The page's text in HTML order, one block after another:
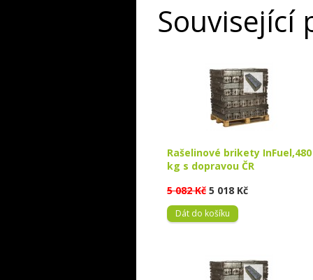
Související
Rašelinové brikety InFuel,480
kg s dopravou ČR
5 082 Kč 5 018 Kč
Dát do košíku